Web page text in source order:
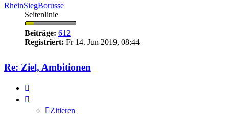
RheinSiegBorusse
Seitenlinie
Beiträge: 612
Registriert: Fr 14. Jun 2019, 08:44
Re: Ziel, Ambitionen
Zitieren